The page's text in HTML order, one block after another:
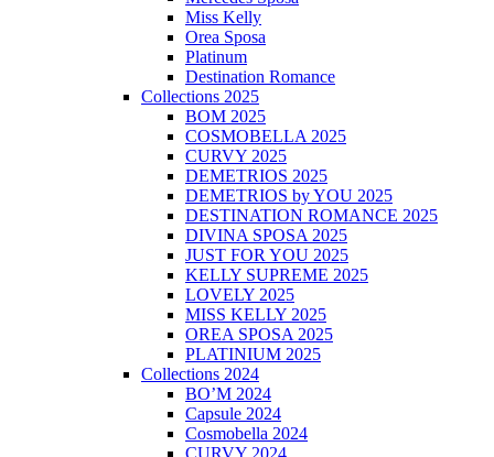
Miss Kelly
Orea Sposa
Platinum
Destination Romance
Collections 2025
BOM 2025
COSMOBELLA 2025
CURVY 2025
DEMETRIOS 2025
DEMETRIOS by YOU 2025
DESTINATION ROMANCE 2025
DIVINA SPOSA 2025
JUST FOR YOU 2025
KELLY SUPREME 2025
LOVELY 2025
MISS KELLY 2025
OREA SPOSA 2025
PLATINIUM 2025
Collections 2024
BO’M 2024
Capsule 2024
Cosmobella 2024